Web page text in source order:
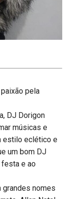
pela
DJ Dorigon
músicas e
estilo eclético e
um bom DJ
festa e ao
grandes nomes